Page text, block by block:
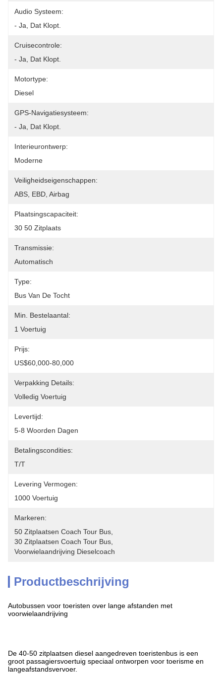
Audio Systeem:
- Ja, Dat Klopt.
Cruisecontrole:
- Ja, Dat Klopt.
Motortype:
Diesel
GPS-Navigatiesysteem:
- Ja, Dat Klopt.
Interieurontwerp:
Moderne
Veiligheidseigenschappen:
ABS, EBD, Airbag
Plaatsingscapaciteit:
30 50 Zitplaats
Transmissie:
Automatisch
Type:
Bus Van De Tocht
Min. Bestelaantal:
1 Voertuig
Prijs:
US$60,000-80,000
Verpakking Details:
Volledig Voertuig
Levertijd:
5-8 Woorden Dagen
Betalingscondities:
T/T
Levering Vermogen:
1000 Voertuig
Markeren:
50 Zitplaatsen Coach Tour Bus
30 Zitplaatsen Coach Tour Bus
Voorwielaandrijving Dieselcoach
Productbeschrijving
Autobussen voor toeristen over lange afstanden met
voorwielaandrijving
De 40-50 zitplaatsen diesel aangedreven toeristenbus is een
groot passagiersvoertuig speciaal ontworpen voor toerisme en
langeafstandsvervoer.